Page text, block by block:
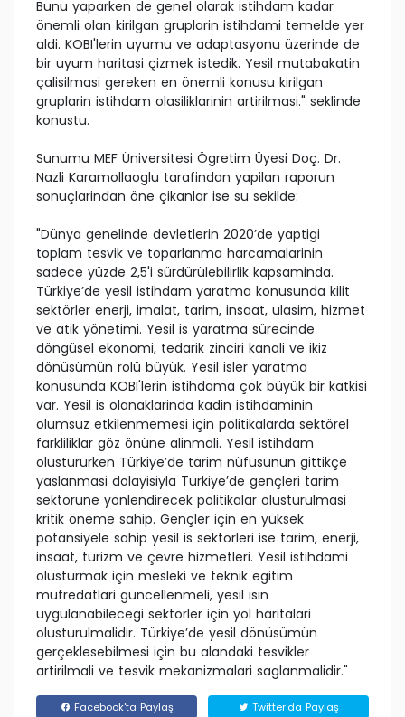
Bunu yaparken de genel olarak istihdam kadar
önemli olan kirilgan gruplarin istihdami temelde yer
aldi. KOBI'lerin uyumu ve adaptasyonu üzerinde de
bir uyum haritasi çizmek istedik. Yesil mutabakatin
çalisilmasi gereken en önemli konusu kirilgan
gruplarin istihdam olasiliklarinin artirilmasi." seklinde
konustu.
Sunumu MEF Üniversitesi Ögretim Üyesi Doç. Dr.
Nazli Karamollaoglu tarafindan yapilan raporun
sonuçlarindan öne çikanlar ise su sekilde:
"Dünya genelinde devletlerin 2020’de yaptigi
toplam tesvik ve toparlanma harcamalarinin
sadece yüzde 2,5'i sürdürülebilirlik kapsaminda.
Türkiye’de yesil istihdam yaratma konusunda kilit
sektörler enerji, imalat, tarim, insaat, ulasim, hizmet
ve atik yönetimi. Yesil is yaratma sürecinde
döngüsel ekonomi, tedarik zinciri kanali ve ikiz
dönüsümün rolü büyük. Yesil isler yaratma
konusunda KOBI'lerin istihdama çok büyük bir katkisi
var. Yesil is olanaklarinda kadin istihdaminin
olumsuz etkilenmemesi için politikalarda sektörel
farkliliklar göz önüne alinmali. Yesil istihdam
olustururken Türkiye’de tarim nüfusunun gittikçe
yaslanmasi dolayisiyla Türkiye’de gençleri tarim
sektörüne yönlendirecek politikalar olusturulmasi
kritik öneme sahip. Gençler için en yüksek
potansiyele sahip yesil is sektörleri ise tarim, enerji,
insaat, turizm ve çevre hizmetleri. Yesil istihdami
olusturmak için mesleki ve teknik egitim
müfredatlari güncellenmeli, yesil isin
uygulanabilecegi sektörler için yol haritalari
olusturulmalidir. Türkiye’de yesil dönüsümün
gerçeklesebilmesi için bu alandaki tesvikler
artirilmali ve tesvik mekanizmalari saglanmalidir."
Facebook'ta Paylaş Twitter'da Paylaş